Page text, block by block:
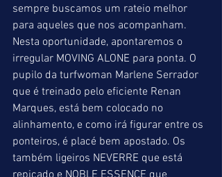
sempre buscamos um rateio melhor
para aqueles que nos acompanham.
Nesta oportunidade, apontaremos o
irregular MOVING ALONE para ponta. O
pupilo da turfwoman Marlene Serrador
que é treinado pelo eficiente Renan
Marques, está bem colocado no
alinhamento, e como irá figurar entre os
ponteiros, é placé bem apostado. Os
também ligeiros NEVERRE que está